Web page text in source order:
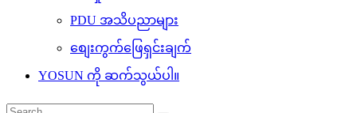
PDU အသိပညာများ
စျေးကွက်ဖြေရှင်းချက်
YOSUN ကို ဆက်သွယ်ပါ။